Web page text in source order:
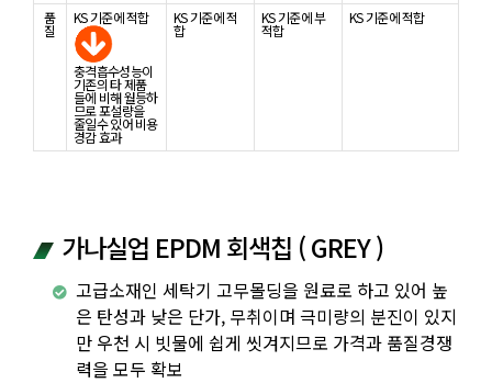
품
질
KS 기준에 적합
충격흡수성능이
기존의 타 제품
들에 비해 월등하
므로 포설량을
줄일수 있어 비용
경감 효과
KS 기준에 적
합
KS 기준에 부
적합
KS 기준에 적합
가나실업 EPDM 회색칩 ( GREY )
고급소재인 세탁기 고무몰딩을 원료로 하고 있어 높
은 탄성과 낮은 단가, 무취이며 극미량의 분진이 있지
만 우천 시 빗물에 쉽게 씻겨지므로 가격과 품질경쟁
력을 모두 확보